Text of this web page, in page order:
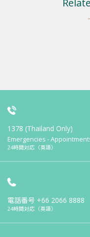
1378 (Thailand Only)
Emergencies -
24時間対応（英語）
電話番号 +66 2066 8888
24時間対応（英語）